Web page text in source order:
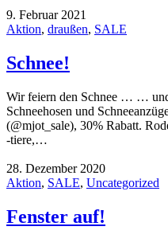
9. Februar 2021
Aktion, draußen, SALE
Schnee!
Wir feiern den Schnee … …
Schneehosen und
(@mjot_sale), 30% Rabatt.
-tiere,…
28. Dezember 2020
Aktion, SALE, Uncategorized
Fenster auf!